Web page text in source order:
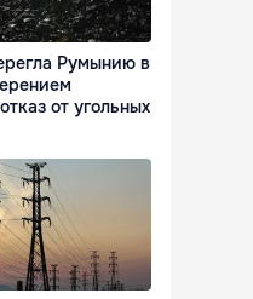
Румынию в
от угольных